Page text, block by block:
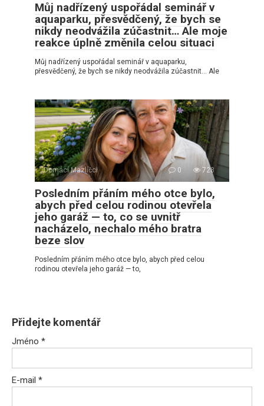
Můj nadřízený uspořádal seminář v
aquaparku, přesvědčený, že bych se
nikdy neodvážila zúčastnit… Ale moje
reakce úplně změnila celou situaci
Můj nadřízený uspořádal seminář v aquaparku,
přesvědčený, že bych se nikdy neodvážila zúčastnit… Ale
Domácí Mazlíčci 0 728
Posledním přáním mého otce bylo,
abych před celou rodinou otevřela
jeho garáž — to, co se uvnitř
nacházelo, nechalo mého bratra
beze slov
Posledním přáním mého otce bylo, abych před celou
rodinou otevřela jeho garáž — to,
Přidejte komentář
Jméno *
E-mail *